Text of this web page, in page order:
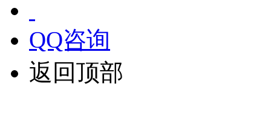
QQ咨询
返回顶部